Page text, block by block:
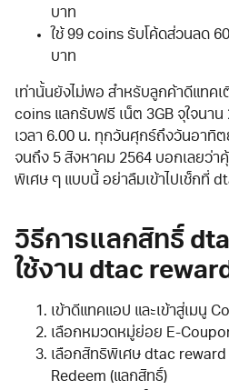
บาท
ใช้ 99 coins รับโค้ดส่วนลด
บาท
เท่านั้นยังไม่พอ สำหรับลูกค้าดีแทคเ
coins แลกรับฟรี เน็ต 3GB จุใจนาน
เวลา 6.00 น. ทุกวันศุกร์ถึงวันอาทิ
จนถึง 5 สิงหาคม 2564 บอกเลยว่า
พิเศษ ๆ แบบนี้ อย่าลืมเข้าไปเช็กที่
วิธีการแลกสิทธิ์
ใช้งาน dtac
เข้าดีแทคแอป และเข้าสู่เมนู
เลือกหมวดหมู่ย่อย E-
เลือกสิทธิพิเศษ dtac
Redeem (แลกสิทธิ์)